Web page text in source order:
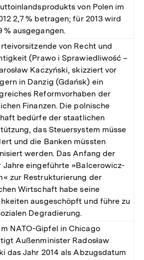
von Polen im
2,7 % betragen; für 2013 wird
% ausgegangen.
von Recht und
(Prawo i Sprawiedliwość –
Kaczyński, skizziert vor
in Danzig (Gdańsk) ein
Reformvorhaben der
Finanzen. Die polnische
bedürfe der staatlichen
das Steuersystem müsse
und die Banken müssten
werden. Das Anfang der
Jahre eingeführte »Balcerowicz-
zur Restrukturierung der
Wirtschaft habe seine
ausgeschöpft und führe zu
Degradierung.
NATO-Gipfel in Chicago
Außenminister Radosław
das Jahr 2014 als Abzugsdatum